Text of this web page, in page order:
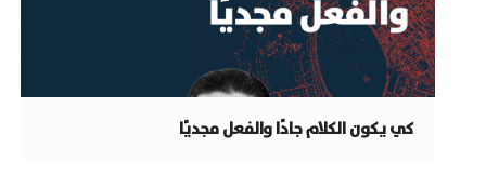
كي يكون الكلام جادًا والفعل مجديًا